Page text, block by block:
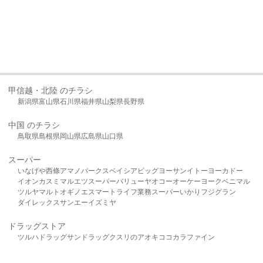
甲信越・北陸 のチラシ
新潟県富山県石川県福井県山梨県長野県
中国 のチラシ
鳥取県島根県岡山県広島県山口県
スーパー
いなげや西條アマノパークスベイシア ビッグヨーサンイトーヨーカドー
イオンカスミ マルエツスーパーバリューヤオコーオーケー ヨークベニマル
ツルヤマルト オギノ エスマート ライフ業務スーパーいかり フジグラン
ダイレックスサンエーイズミヤ
ドラッグストア
ツルハドラッグサンドラッグクスリのアオキ ココカラファイン